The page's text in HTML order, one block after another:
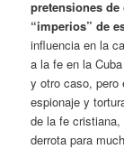
pretensiones
“imperios” de
influencia en la
a la fe en la
y otro caso, pero
espionaje y
de la fe
derrota para